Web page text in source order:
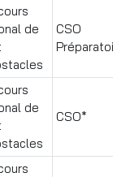
de
CSO
de
CSO*